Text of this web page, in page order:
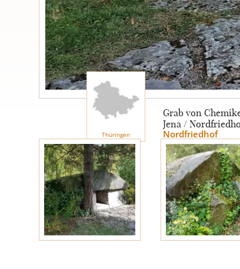
MOTIVE
Thüringen
Grab von
Jena /
Nordfriedhof